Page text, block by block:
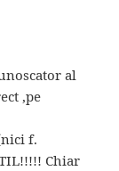
al
,pe
f.
Chiar